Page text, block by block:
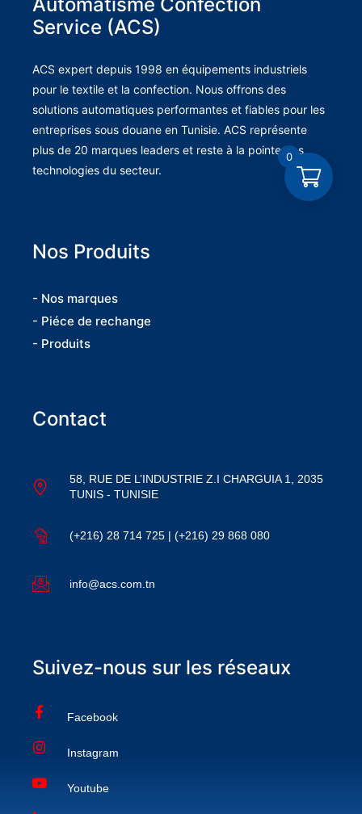
Service (ACS)
ACS expert depuis 1998 en équipements industriels
pour le textile et la confection. Nous offrons des
solutions automatiques performantes et fiables pour les
entreprises sous douane en Tunisie. ACS représente
plus de 20 marques leaders et reste à la pointe des
technologies du secteur.
Nos Produits
- Nos marques
- Piéce de rechange
- Produits
Contact
58, RUE DE L’INDUSTRIE Z.I CHARGUIA 1, 2035
TUNIS - TUNISIE
(+216) 28 714 725 | (+216) 29 868 080
info@acs.com.tn
Suivez-nous sur les réseaux
Facebook
Instagram
Youtube
0